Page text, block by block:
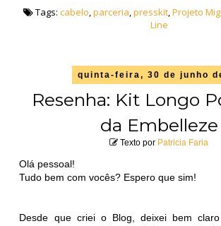
Tags: cabelo,parceria,presskit,Projeto
Line
quinta-feira, 30 de junho
Resenha: Kit Longo
da Embelleze
Texto por Patricia Faria
Olá pessoal!
Tudo bem com vocês? Espero que sim!
Desde que criei o Blog, deixei bem